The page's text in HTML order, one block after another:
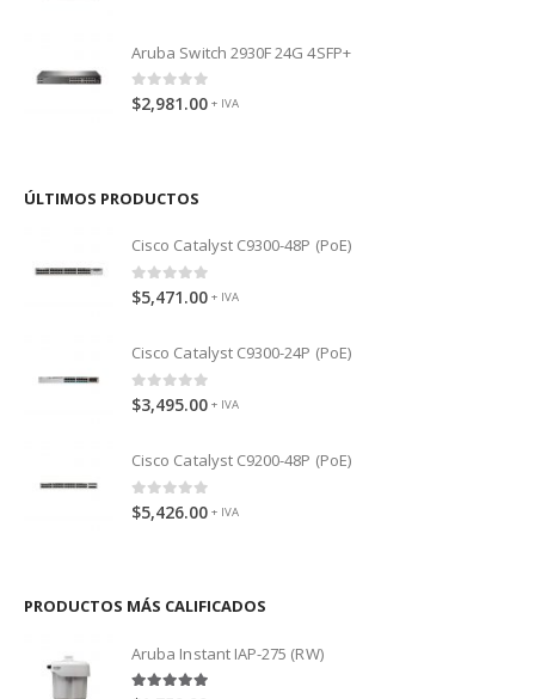
Aruba Switch 2930F 24G 4SFP+
0out of 5
$2,981.00 + IVA
ÚLTIMOS PRODUCTOS
Cisco Catalyst C9300-48P (PoE)
0out of 5
$5,471.00 + IVA
Cisco Catalyst C9300-24P (PoE)
0out of 5
$3,495.00 + IVA
Cisco Catalyst C9200-48P (PoE)
0out of 5
$5,426.00 + IVA
PRODUCTOS MÁS CALIFICADOS
Aruba Instant IAP-275 (RW)